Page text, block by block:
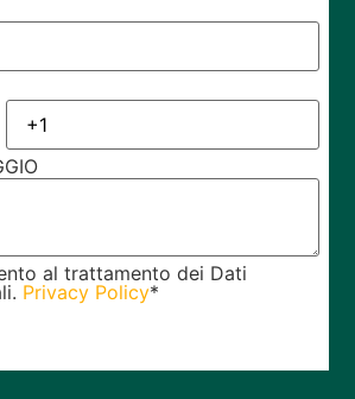
al trattamento dei Dati
Privacy Policy*